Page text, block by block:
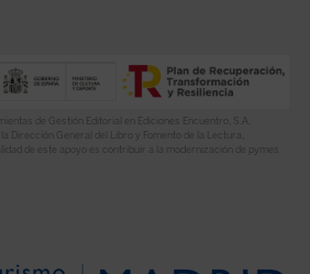
de Gestión Editorial en Ediciones Encuentro, S.A.
Dirección General del Libro y Fomento de la Lectura,
de este apoyo es contribuir a la modernización de pymes